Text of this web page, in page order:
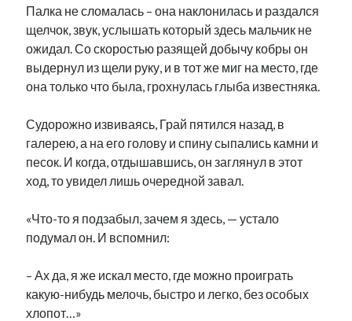
Палка не сломалась – она наклонилась и раздался
щелчок, звук, услышать который здесь мальчик не
ожидал. Со скоростью разящей добычу кобры он
выдернул из щели руку, и в тот же миг на место, где
она только что была, грохнулась глыба известняка.
Судорожно извиваясь, Грай пятился назад, в
галерею, а на его голову и спину сыпались камни и
песок. И когда, отдышавшись, он заглянул в этот
ход, то увидел лишь очередной завал.
«Что-то я подзабыл, зачем я здесь, — устало
подумал он. И вспомнил:
– Ах да, я же искал место, где можно проиграть
какую-нибудь мелочь, быстро и легко, без особых
хлопот…»